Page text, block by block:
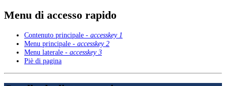
Menu di accesso rapido
Contenuto principale - accesskey 1
Menu principale - accesskey 2
Menu laterale - accesskey 3
Piè di pagina